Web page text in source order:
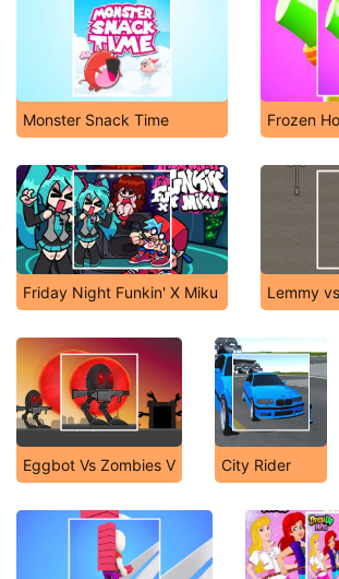
Monster Snack Time Frozen
Friday Night Funkin' X Miku Lemmy
Eggbot Vs Zombies V City Rider